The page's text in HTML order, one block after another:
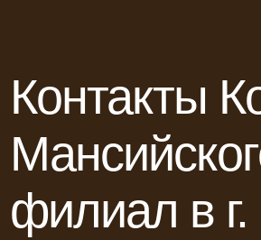
Контакты
филиал в г.